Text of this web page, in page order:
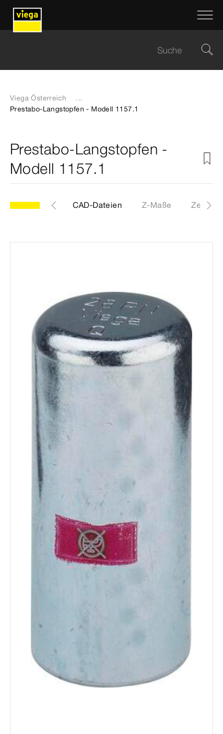
Viega Österreich
...
Prestabo-Langstopfen - Modell 1157.1
Prestabo-Langstopfen -
Modell 1157.1
Etiketten CAD-Dateien Z-Maße